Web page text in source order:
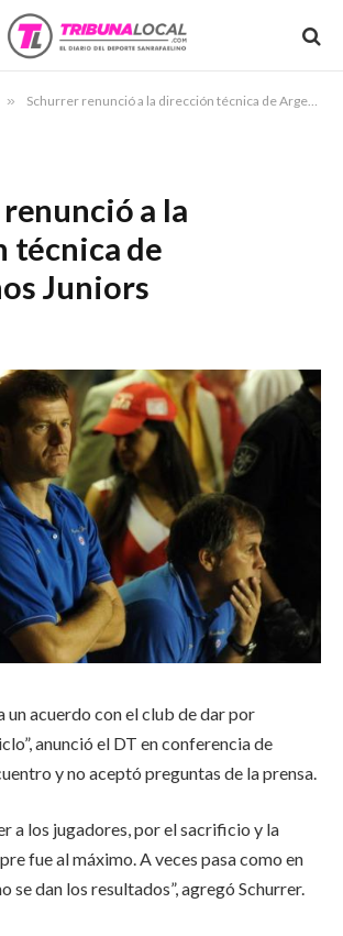
» Schurrer renunció a la dirección técnica de Argentinos Juniors
a la
técnica de
Juniors
un acuerdo con el club de dar por
anunció el DT en conferencia de
y no aceptó preguntas de la prensa.
a los jugadores, por el sacrificio y la
fue al máximo. A veces pasa como en
se dan los resultados”, agregó Schurrer.